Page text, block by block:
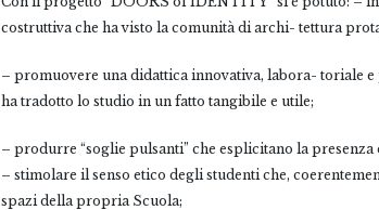
costruttiva che ha visto la comunità di archi- tettura
– promuovere una didattica innovativa, labora- toriale
ha tradotto lo studio in un fatto tangibile e utile;
– produrre “soglie pulsanti” che esplicitano la presenza
– stimolare il senso etico degli studenti che,
spazi della propria Scuola;